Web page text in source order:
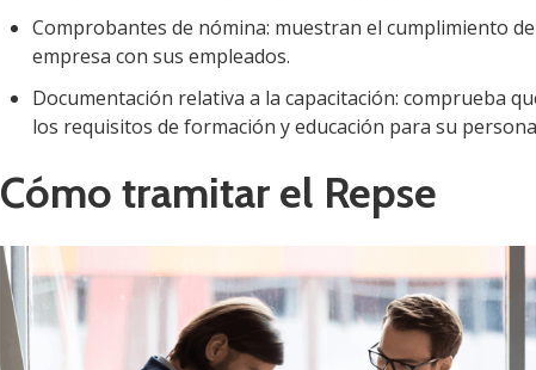
Comprobantes de nómina: muestran el cumplimiento
empresa con sus empleados.
Documentación relativa a la capacitación: comprueba
los requisitos de formación y educación para su
Cómo tramitar el Repse